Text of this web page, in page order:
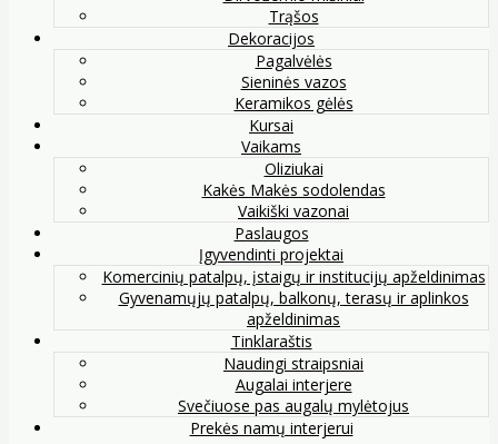
Trąšos
Dekoracijos
Pagalvėlės
Sieninės vazos
Keramikos gėlės
Kursai
Vaikams
Oliziukai
Kakės Makės sodolendas
Vaikiški vazonai
Paslaugos
Įgyvendinti projektai
Komercinių patalpų, įstaigų ir institucijų apželdinimas
Gyvenamųjų patalpų, balkonų, terasų ir aplinkos
apželdinimas
Tinklaraštis
Naudingi straipsniai
Augalai interjere
Svečiuose pas augalų mylėtojus
Prekės namų interjerui